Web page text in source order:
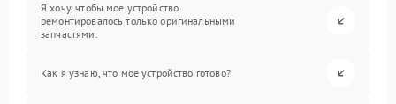
Я хочу, чтобы мое устройство
ремонтировалось только оригинальными
запчастями.
Как я узнаю, что мое устройство готово?